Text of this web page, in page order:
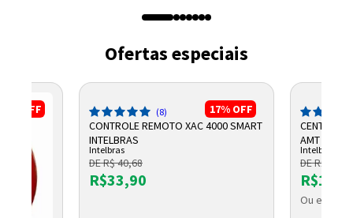
Ofertas especiais
OFF 17% OFF
(8)
CONTROLE REMOTO XAC 4000 SMART
INTELBRAS
Intelbras
DE R$ 40,68
R$33,90
CENTRAL
AMT 2018
Intelbras
DE R$
Ou em até